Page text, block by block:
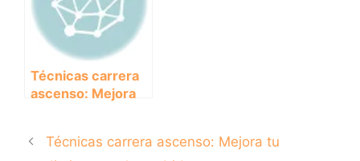
Técnicas carrera
ascenso: Mejora
Técnicas carrera ascenso: Mejora tu